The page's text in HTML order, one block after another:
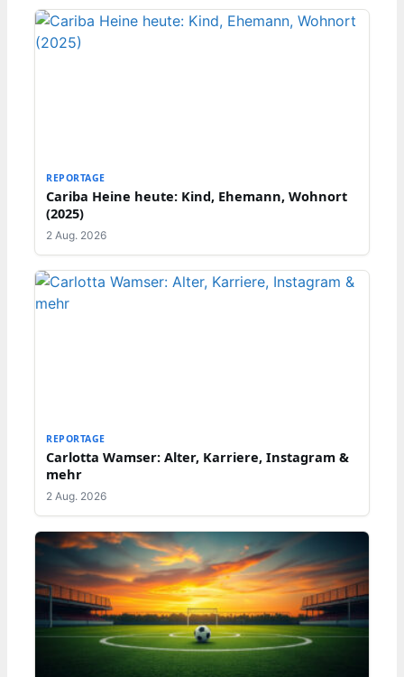
REPORTAGE
Cariba Heine heute: Kind, Ehemann, Wohnort
(2025)
2 Aug. 2026
REPORTAGE
Carlotta Wamser: Alter, Karriere, Instagram &
mehr
2 Aug. 2026